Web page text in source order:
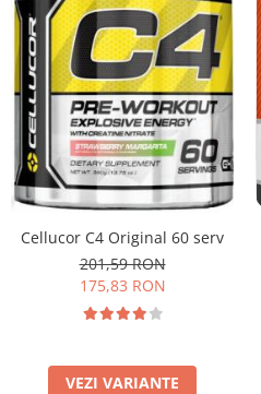
Cellucor C4 Original 60 serv
201,59 RON
175,83 RON
VEZI VARIANTE